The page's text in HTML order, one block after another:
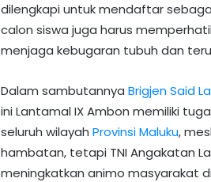
dilengkapi untuk mendaftar
calon siswa juga harus
menjaga kebugaran tubuh dan
Dalam sambutannya Brigjen Said
ini Lantamal IX Ambon memiliki
seluruh wilayah Provinsi Maluku,
hambatan, tetapi TNI Angakatan
meningkatkan animo masyarakat